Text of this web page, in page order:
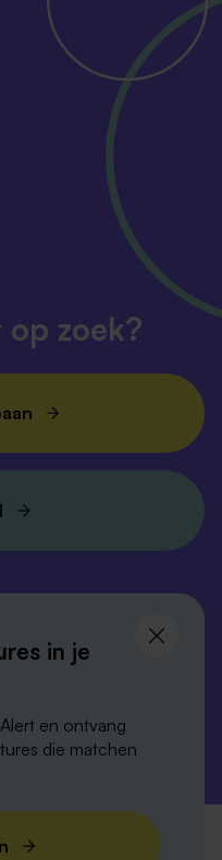
op zoek?
in je
en ontvang
die matchen